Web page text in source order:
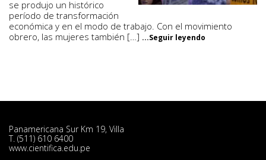
se produjo un histórico
período de transformación
económica y en el modo de trabajo. Con el movimiento
obrero, las mujeres también […] ...Seguir leyendo
Panamericana Sur Km 19, Villa
T. (511) 610 6400
www.cientifica.edu.pe